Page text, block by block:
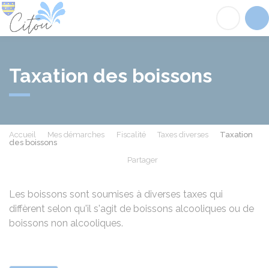
Taxation des boissons
Accueil Mes démarches Fiscalité Taxes diverses
Taxation
des boissons
Partager
Les boissons sont soumises à diverses taxes qui
diffèrent selon qu'il s'agit de boissons alcooliques ou de
boissons non alcooliques.